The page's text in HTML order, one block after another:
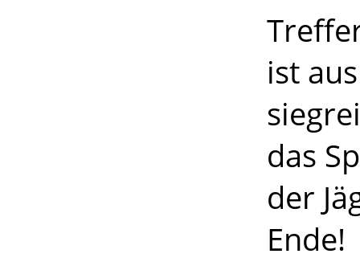
ist
das
der
Ende!